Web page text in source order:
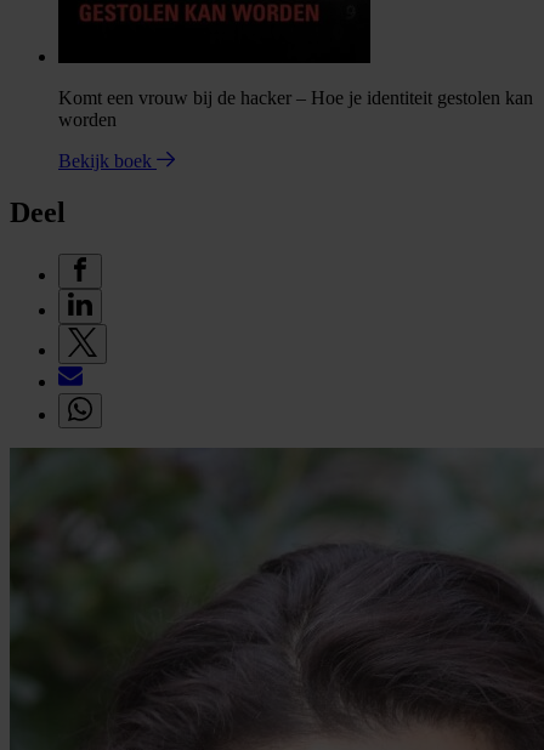
Komt een vrouw bij de hacker – Hoe je identiteit gestolen kan
worden
Bekijk boek
Deel